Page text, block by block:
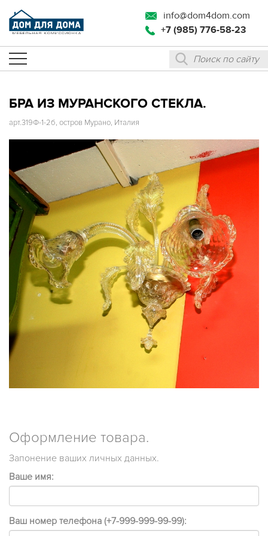
info@dom4dom.com
+7 (985) 776-58-23
БРА ИЗ МУРАНСКОГО СТЕКЛА.
арт.319Ф-1-2б, остров Мурано, Италия
Оформление товара.
Запонение ваших личных данных.
Ваше имя:
Ваш номер телефона (+7-999-999-99-99):